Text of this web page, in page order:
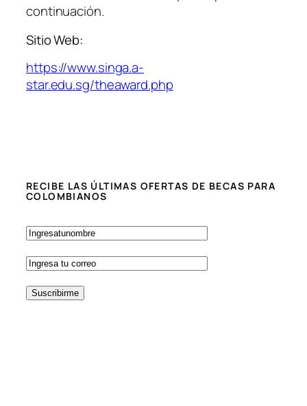
continuación.
Sitio Web:
https://www.singa.a-
star.edu.sg/theaward.php
RECIBE LAS ÚLTIMAS OFERTAS DE BECAS PARA
COLOMBIANOS